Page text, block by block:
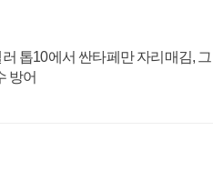
톱10에서 싼타페만 자리매김, 그
방어